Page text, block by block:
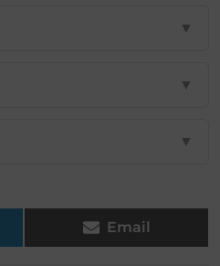
▼
▼
▼
Email